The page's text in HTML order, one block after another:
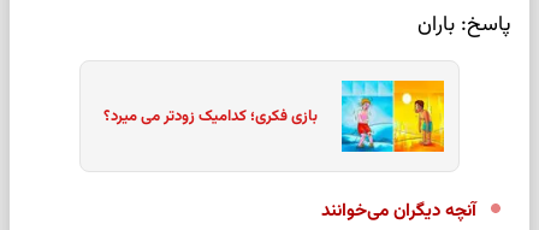
پاسخ: باران
بازی فکری؛ کدامیک زودتر می میرد؟
آنچه دیگران می‌خوانند